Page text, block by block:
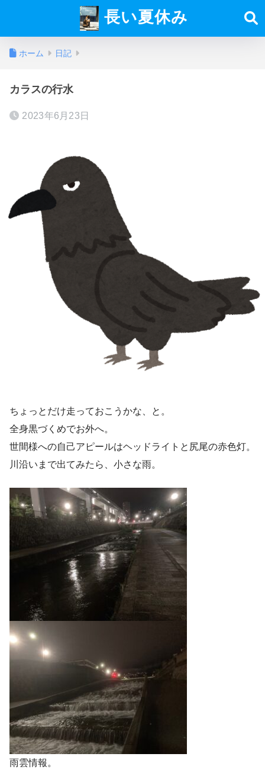
長い夏休み
ホーム 日記
カラスの行水
2023年6月23日
ちょっとだけ走っておこうかな、と。
全身黒づくめでお外へ。
世間様への自己アピールはヘッドライトと尻尾の赤色灯。
川沿いまで出てみたら、小さな雨。
雨雲情報。